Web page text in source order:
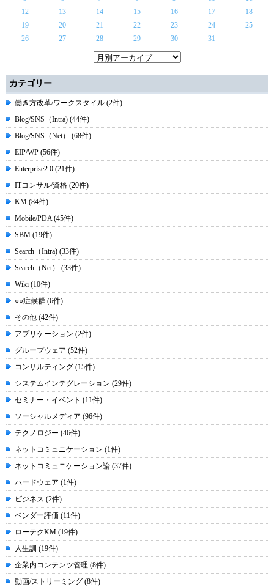
12
13 14 15 16 17
18
19
20 21 22 23 24
25
26
27 28 29 30 31
カテゴリー
働き方改革/ワークスタイル (2件)
Blog/SNS（Intra) (44件)
Blog/SNS（Net） (68件)
EIP/WP (56件)
Enterprise2.0 (21件)
ITコンサル/資格 (20件)
KM (84件)
Mobile/PDA (45件)
SBM (19件)
Search（Intra) (33件)
Search（Net） (33件)
Wiki (10件)
○○症候群 (6件)
その他 (42件)
アプリケーション (2件)
グループウェア (52件)
コンサルティング (15件)
システムインテグレーション (29件)
セミナー・イベント (11件)
ソーシャルメディア (96件)
テクノロジー (46件)
ネットコミュニケーション (1件)
ネットコミュニケーション論 (37件)
ハードウェア (1件)
ビジネス (2件)
ベンダー評価 (11件)
ローテクKM (19件)
人生訓 (19件)
企業内コンテンツ管理 (8件)
動画/ストリーミング (8件)